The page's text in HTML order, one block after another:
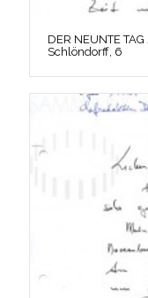
DER NEUNTE
Schlöndorff, 6